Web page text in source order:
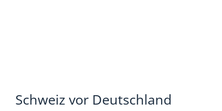
Schweiz vor Deutschland